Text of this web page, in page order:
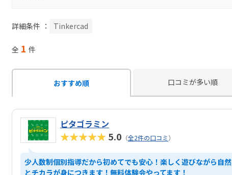
詳細条件 ： Tinkercad
全 1 件
おすすめ順 口コミが多い順
ピタゴラミン
★★★★★ 5.0 （全2件の口コミ）
少人数制個別指導だから初めてでも安心！楽しく遊びながら自然
とチカラが身につきます！無料体験会やってます！